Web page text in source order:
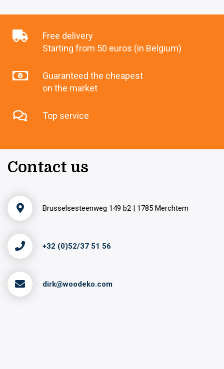
Free delivery
Starting from 50 euros (in Belgium)
Guaranteed the cheapest
on the market
Top service
Contact us
Brusselsesteenweg 149 b2 | 1785 Merchtem
+32 (0)52/37 51 56
dirk@woodeko.com